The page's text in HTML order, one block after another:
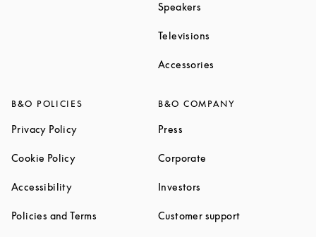
Speakers
Televisions
Accessories
B&O POLICIES
Privacy PolicyLink Opens in New Tab
Cookie PolicyLink Opens in New Tab
AccessibilityLink Opens in New Tab
Policies and Terms Link Opens in New Tab
B&O COMPANY
Press
Corporate
Investors
Customer supportLink Opens in